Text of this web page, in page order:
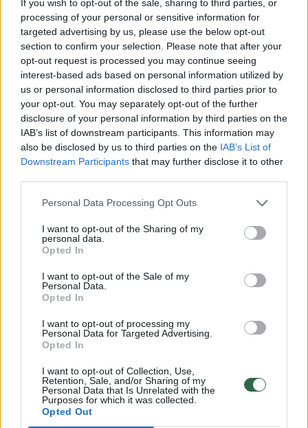
If you wish to opt-out of the sale, sharing to third parties, or
processing of your personal or sensitive information for
targeted advertising by us, please use the below opt-out
section to confirm your selection. Please note that after your
opt-out request is processed you may continue seeing
interest-based ads based on personal information utilized by
us or personal information disclosed to third parties prior to
your opt-out. You may separately opt-out of the further
disclosure of your personal information by third parties on the
IAB’s list of downstream participants. This information may
also be disclosed by us to third parties on the IAB’s List of
Downstream Participants that may further disclose it to other
Personal Data Processing Opt Outs
I want to opt-out of the Sharing of my
personal data.
Opted In
I want to opt-out of the Sale of my
Personal Data.
Opted In
I want to opt-out of processing my
Personal Data for Targeted Advertising.
Opted In
I want to opt-out of Collection, Use,
Retention, Sale, and/or Sharing of my
Personal Data that Is Unrelated with the
Purposes for which it was collected.
Opted Out
priemonę. Kai kurios merginos su užduotimis
susidorojo puikiai, kai kam nelabai sekėsi.
LMKL vadovė Audra Ginelevičienė džiaugėsi
gražiu būriu krepšininkių ir priminė, kad LMKL
klubuose rungtyniauja net trečdalis šalies
moterų rinktinės narių.
Seimo pirmininkės pavaduotojas, žinomas
moterų krepšinio specialistas Vydas
Gedvilas kvietė žiūrovus į sales, kur naująjį
sezoną kausis LMKL komandos.
„Kai ateini pasžiūrėti moterų krepšinio,
varžybos būna nevykusios. Galima pasižiūrėti
į gražias moteris“, – moterų krepšinio
privalumus dėstė V.Gedvilas.
Šiame LMKL sezone varžysis 7 komandos –